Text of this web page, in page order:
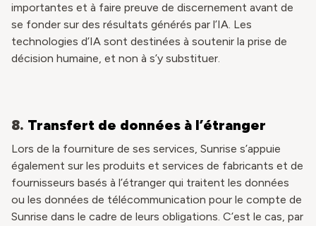
importantes et à faire preuve de discernement avant de
se fonder sur des résultats générés par l’IA. Les
technologies d’IA sont destinées à soutenir la prise de
décision humaine, et non à s’y substituer.
8. Transfert de données à l’étranger
Lors de la fourniture de ses services, Sunrise s’appuie
également sur les produits et services de fabricants et de
fournisseurs basés à l’étranger qui traitent les données
ou les données de télécommunication pour le compte de
Sunrise dans le cadre de leurs obligations. C’est le cas, par